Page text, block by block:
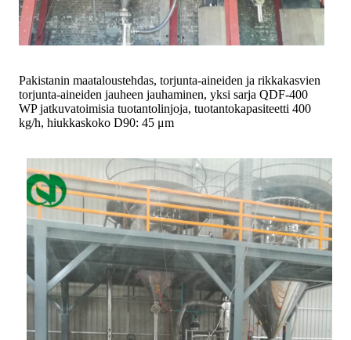
Pakistanin maataloustehdas, torjunta-aineiden ja rikkakasvien
torjunta-aineiden jauheen jauhaminen, yksi sarja QDF-400
WP jatkuvatoimisia tuotantolinjoja, tuotantokapasiteetti 400
kg/h, hiukkaskoko D90: 45 μm